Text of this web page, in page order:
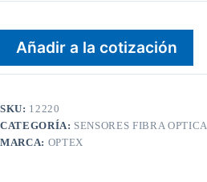
Añadir a la cotización
SKU: 12220
CATEGORÍA: SENSORES FIBRA OPTICA
MARCA: OPTEX